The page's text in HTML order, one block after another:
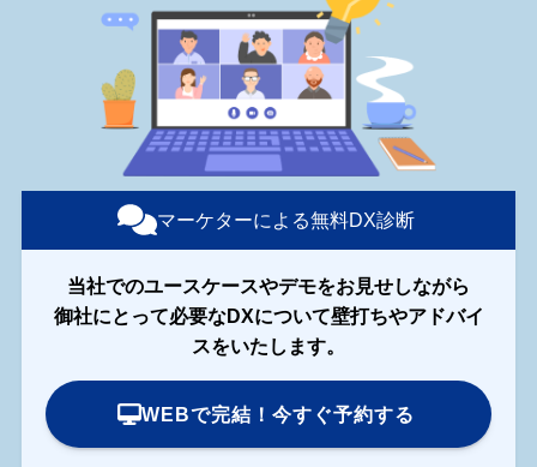
マーケターによる無料DX診断
当社でのユースケースやデモをお見せしながら
御社にとって必要なDXについて壁打ちやアドバイ
スをいたします。
WEBで完結！今すぐ予約する